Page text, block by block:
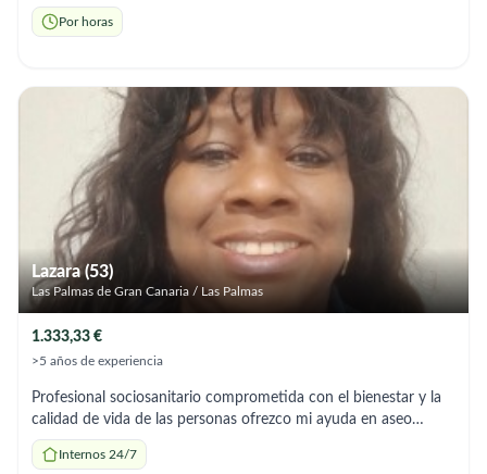
urgencias y atención primaria, ofrezco servicio para cuidar a
persona mayor, acompañamiento, ayudarla con alguna tarea
Por horas
Lazara (53)
Las Palmas de Gran Canaria / Las Palmas
1.333,33 €
>5 años de experiencia
Profesional sociosanitario comprometida con el bienestar y la
calidad de vida de las personas ofrezco mi ayuda en aseo
preparación de comida, acompañamiento ,tareas del hogar y
soy responsable y me adapto a os horarios que neseciten
Internos 24/7